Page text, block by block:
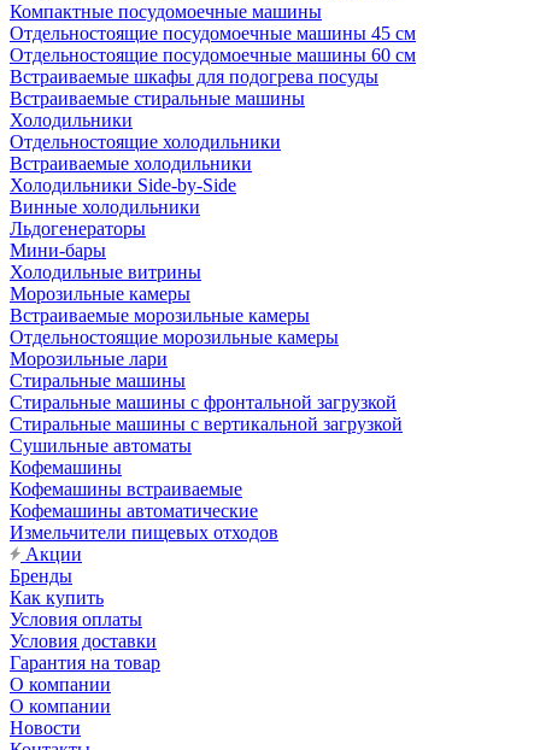
Компактные посудомоечные машины
Отдельностоящие посудомоечные машины 45 см
Отдельностоящие посудомоечные машины 60 см
Встраиваемые шкафы для подогрева посуды
Встраиваемые стиральные машины
Холодильники
Отдельностоящие холодильники
Встраиваемые холодильники
Холодильники Side-by-Side
Винные холодильники
Льдогенераторы
Мини-бары
Холодильные витрины
Морозильные камеры
Встраиваемые морозильные камеры
Отдельностоящие морозильные камеры
Морозильные лари
Стиральные машины
Стиральные машины с фронтальной загрузкой
Стиральные машины с вертикальной загрузкой
Сушильные автоматы
Кофемашины
Кофемашины встраиваемые
Кофемашины автоматические
Измельчители пищевых отходов
Акции
Бренды
Как купить
Условия оплаты
Условия доставки
Гарантия на товар
О компании
О компании
Новости